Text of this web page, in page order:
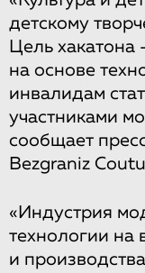
детскому
Цель
на основе
инвалидам
участниками
сообщает
Bezgraniz
«Индустрия
технологии на
и